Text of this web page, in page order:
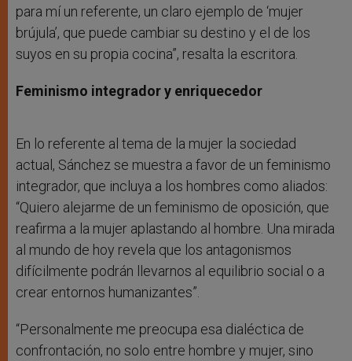
para mí un referente, un claro ejemplo de ‘mujer
brújula’, que puede cambiar su destino y el de los
suyos en su propia cocina”, resalta la escritora.
Feminismo integrador y enriquecedor
En lo referente al tema de la mujer la sociedad
actual, Sánchez se muestra a favor de un feminismo
integrador, que incluya a los hombres como aliados:
“Quiero alejarme de un feminismo de oposición, que
reafirma a la mujer aplastando al hombre. Una mirada
al mundo de hoy revela que los antagonismos
difícilmente podrán llevarnos al equilibrio social o a
crear entornos humanizantes”.
“Personalmente me preocupa esa dialéctica de
confrontación, no solo entre hombre y mujer, sino